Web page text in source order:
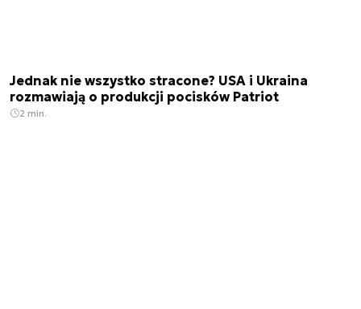
Jednak nie wszystko stracone? USA i Ukraina
rozmawiają o produkcji pocisków Patriot
2 min.